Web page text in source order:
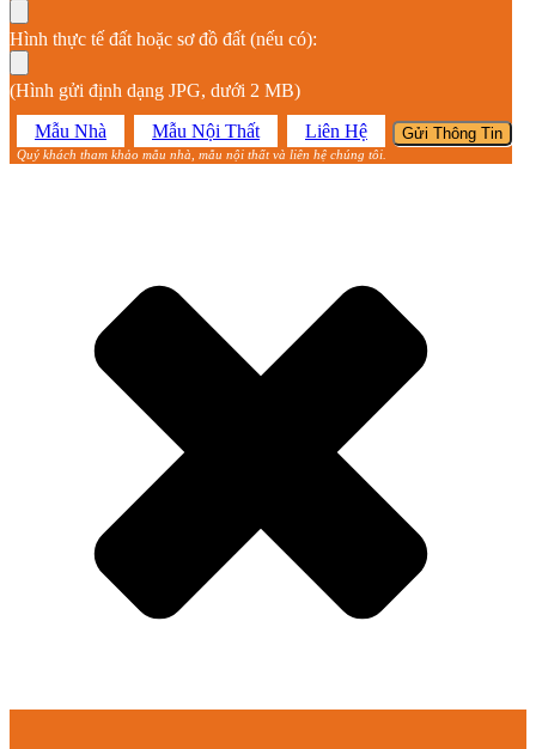
Hình thực tế đất hoặc sơ đồ đất (nếu có):
(Hình gửi định dạng JPG, dưới 2 MB)
Mẫu Nhà
Mẫu Nội Thất Liên Hệ
Quý khách tham khảo mẫu nhà, mẫu nội thất và liên hệ chúng tôi.